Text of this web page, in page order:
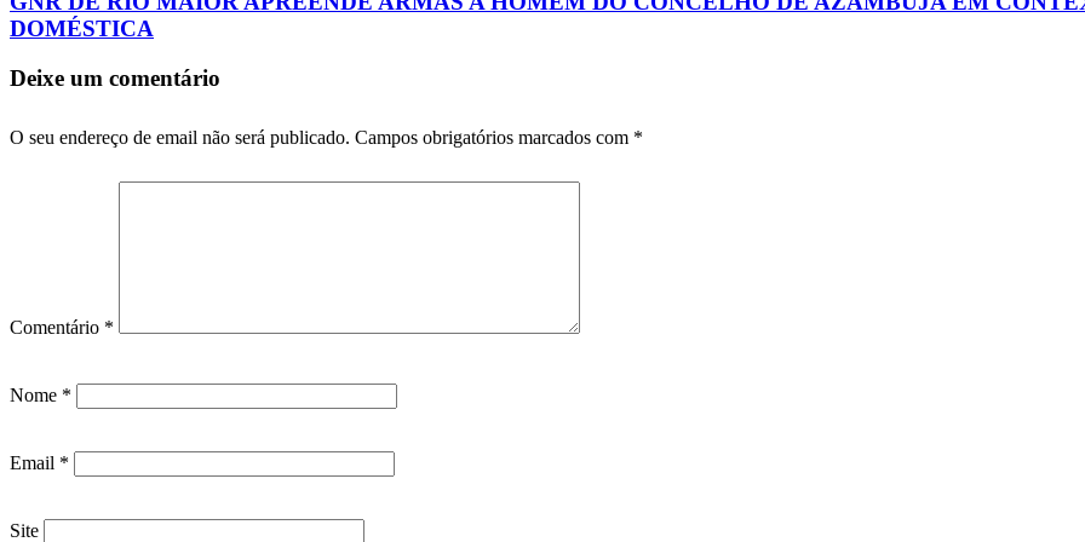
DOMÉSTICA
Deixe um comentário
O seu endereço de email não será publicado. Campos obrigatórios marcados com *
Comentário *
Nome *
Email *
Site